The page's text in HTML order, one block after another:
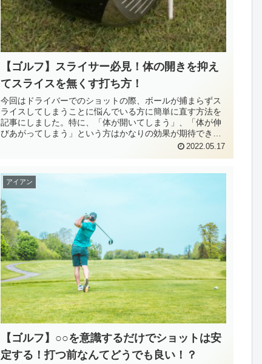
【ゴルフ】スライサー必見！体の開きを抑え
てスライスを無くす打ち方！
今回はドライバーでのショットの際、ボールが捕まらずス
ライスしてしまうことに悩んでいる方に簡単に直す方法を
記事にしました。特に、「体が開いてしまう」、「体が伸
びあがってしまう」という方はかなりの効果が期待できる
かと思います。是非、記事に目を通していただき試してみ
2022.05.17
アイアン
【ゴルフ】○○を意識するだけでショットは安
定する！打つ前なんてどうでも良い！？